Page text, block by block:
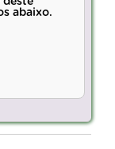
abaixo.